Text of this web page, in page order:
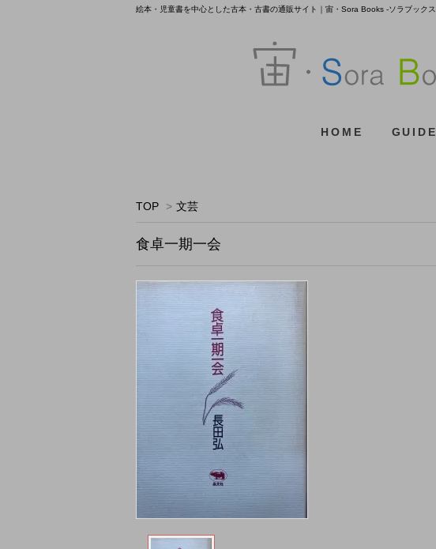
絵本・児童書を中心とした古本・古書の通販サイト｜宙・Sora Books -ソラブックス
HOME GUIDE
TOP > 文芸
食卓一期一会